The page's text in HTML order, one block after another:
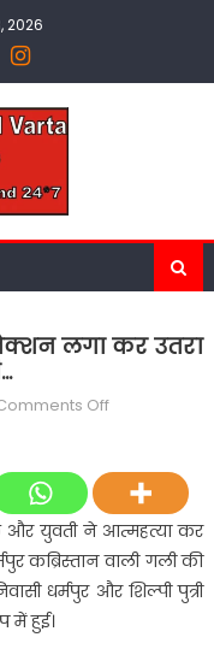
2026
लगा कर उतरा
Offon
एक
दूसरे
को
इंजेक्शन
युवती ने आत्महत्या कर
कब्रिस्तान वाली गली की
धर्मपुर और शिल्पी पुत्री
में हुई।